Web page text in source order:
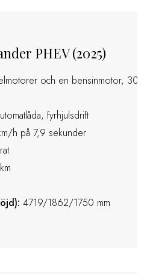
PHEV (2025)
och en bensinmotor, 302
fyrhjulsdrift
h på 7,9 sekunder
4719/1862/1750 mm